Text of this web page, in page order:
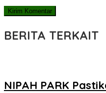
BERITA TERKAIT
NIPAH PARK